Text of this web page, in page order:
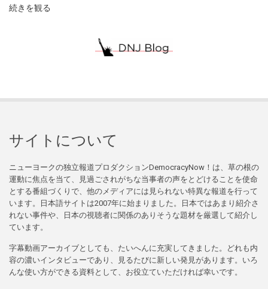
続きを観る
サイトについて
ニューヨークの独立報道プロダクションDemocracyNow！は、草の根の
運動に焦点を当て、見過ごされがちな当事者の声をとどけることを使命
とする番組づくりで、他のメディアには見られない特異な報道を行って
います。日本語サイトは2007年に始まりました。日本ではあまり紹介さ
れない事件や、日本の視聴者に関係のありそうな題材を厳選して紹介し
ています。
字幕動画アーカイブとしても、たいへんに充実してきました。どれも内
容の濃いインタビューであり、見るたびに新しい発見があります。いろ
んな使い方ができる資料として、お役立ていただければ幸いです。